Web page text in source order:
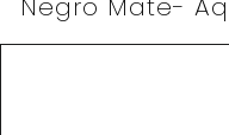
Negro Mate-